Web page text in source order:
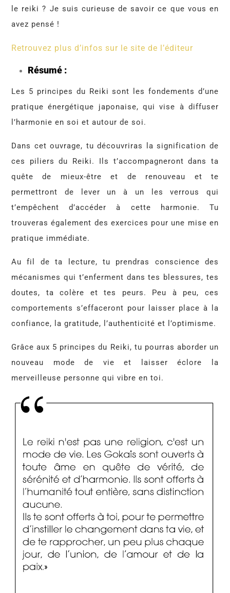
le reiki ? Je suis curieuse de savoir ce que vous en
avez pensé !
Retrouvez plus d’infos sur le site de l’éditeur
Résumé :
Les 5 principes du Reiki sont les fondements d’une
pratique énergétique japonaise, qui vise à diffuser
l’harmonie en soi et autour de soi.
Dans cet ouvrage, tu découvriras la signification de
ces piliers du Reiki. Ils t’accompagneront dans ta
quête de mieux-être et de renouveau et te
permettront de lever un à un les verrous qui
t’empêchent d’accéder à cette harmonie. Tu
trouveras également des exercices pour une mise en
pratique immédiate.
Au fil de ta lecture, tu prendras conscience des
mécanismes qui t’enferment dans tes blessures, tes
doutes, ta colère et tes peurs. Peu à peu, ces
comportements s’effaceront pour laisser place à la
confiance, la gratitude, l’authenticité et l’optimisme.
Grâce aux 5 principes du Reiki, tu pourras aborder un
nouveau mode de vie et laisser éclore la
merveilleuse personne qui vibre en toi.